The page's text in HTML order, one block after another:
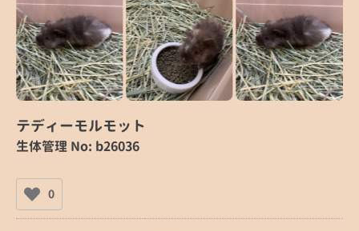
テディーモルモット
生体管理 No: b26036
0